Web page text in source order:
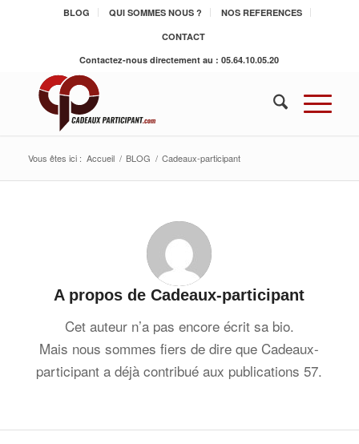
BLOG QUI SOMMES NOUS ?
NOS REFERENCES
CONTACT
Contactez-nous directement au : 05.64.10.05.20
Vous êtes ici : Accueil / BLOG / Cadeaux-participant
A propos deCadeaux-participant
Cet auteur n’a pas encore écrit sa bio.
Mais nous sommes fiers de dire que Cadeaux-
participant a déjà contribué aux publications 57.